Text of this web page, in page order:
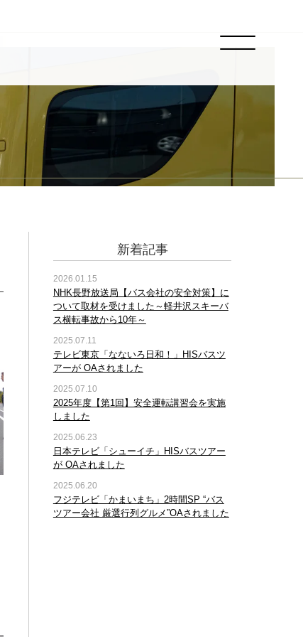
新着記事
2026.01.15
NHK長野放送局【バス会社の安全対策】に
ついて取材を受けました～軽井沢スキーバ
ス横転事故から10年～
2025.07.11
テレビ東京「なないろ日和！」HISバスツ
アーが OAされました
2025.07.10
2025年度【第1回】安全運転講習会を実施
しました
2025.06.23
日本テレビ「シューイチ」HISバスツアー
が OAされました
2025.06.20
フジテレビ「かまいまち」2時間SP “バス
ツアー会社 厳選行列グルメ”OAされました